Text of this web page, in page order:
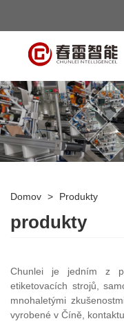
Domov > Produkty
produkty
Chunlei je jedním z
etiketovacích strojů,
mnohaletými
vyrobené v Číně,